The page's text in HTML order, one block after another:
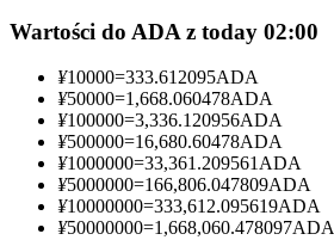
Wartości do ADA z today 02:00
¥10000=333.612095ADA
¥50000=1,668.060478ADA
¥100000=3,336.120956ADA
¥500000=16,680.60478ADA
¥1000000=33,361.209561 ADA
¥5000000=166,806.047809ADA
¥10000000=333,612.095619ADA
¥50000000=1,668,060.478097ADA